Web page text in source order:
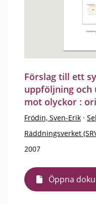
Förslag till ett
uppföljning och
mot olyckor :
Frödin, Sven-Erik ·
Räddningsverket
2007
Öppna